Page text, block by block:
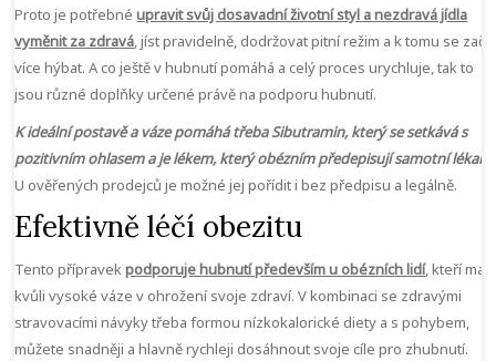
Proto je potřebnéupravit svůj dosavadní životní styl a nezdravá jídla
vyměnit za zdravá, jíst pravidelně, dodržovat pitní režim a k tomu se začít
více hýbat. A co ještě v hubnutí pomáhá a celý proces urychluje, tak to
jsou různé doplňky určené právě na podporu hubnutí.
K ideální postavě a váze pomáhá třebaSibutramin, který se setkává s
pozitivním ohlasem a je lékem, který obézním předepisují samotní lékaři.
U ověřených prodejců je možné jej pořídit i bez předpisu a legálně.
Efektivně léčí obezitu
Tento přípravekpodporuje hubnutí především u obézních lidí, kteří mají
kvůli vysoké váze v ohrožení svoje zdraví. V kombinaci se zdravými
stravovacími návyky třeba formou nízkokalorické diety a s pohybem,
můžete snadněji a hlavně rychleji dosáhnout svoje cíle pro zhubnutí.